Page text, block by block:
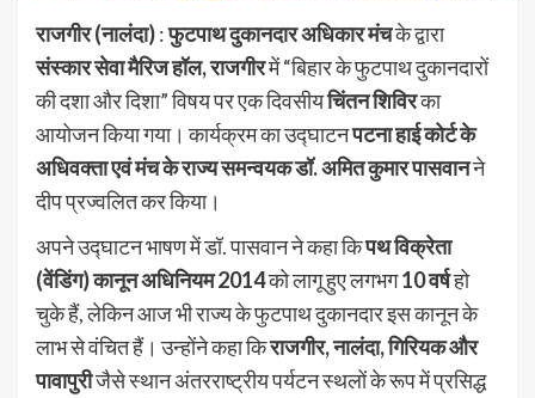
राजगीर (नालंदा):फुटपाथ दुकानदार अधिकार मंचके द्वारा
संस्कार सेवा मैरिज हॉल, राजगीरमें “बिहार के फुटपाथ दुकानदारों
की दशा और दिशा” विषय पर एक दिवसीयचिंतन शिविरका
आयोजन किया गया। कार्यक्रम का उद्घाटनपटना हाई कोर्ट के
अधिवक्ता एवं मंच के राज्य समन्वयक डॉ. अमित कुमार पासवानने
दीप प्रज्वलित कर किया।
अपने उद्घाटन भाषण में डॉ. पासवान ने कहा किपथ विक्रेता
(वेंडिंग) कानून अधिनियम 2014को लागू हुए लगभग10 वर्षहो
चुके हैं, लेकिन आज भी राज्य के फुटपाथ दुकानदार इस कानून के
लाभ से वंचित हैं। उन्होंने कहा किराजगीर, नालंदा, गिरियक और
पावापुरीजैसे स्थान अंतरराष्ट्रीय पर्यटन स्थलों के रूप में प्रसिद्ध